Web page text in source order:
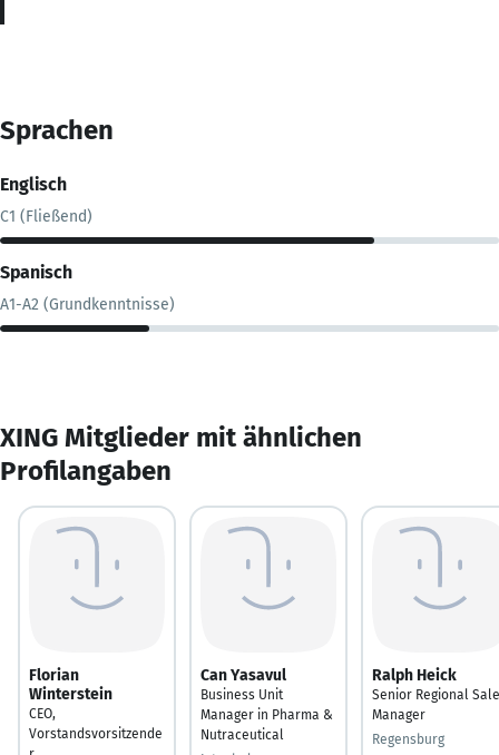
Sprachen
Englisch
C1 (Fließend)
Spanisch
A1-A2 (Grundkenntnisse)
XING Mitglieder mit ähnlichen
Profilangaben
Florian
Winterstein
CEO,
Vorstandsvorsitzende
Can Yasavul
Business Unit
Manager in Pharma &
Nutraceutical
Ralph Heick
Senior Regional
Manager
Regensburg